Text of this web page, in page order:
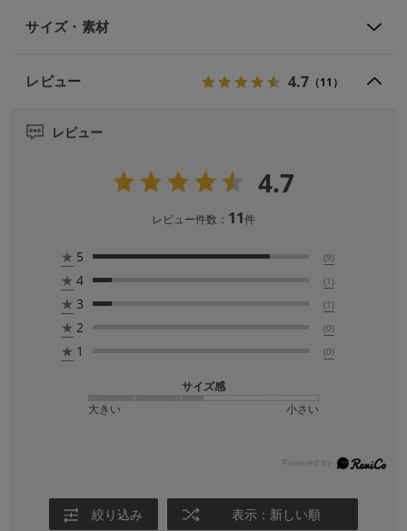
サイズ・素材
レビュー 4.7 （11）
レビュー
4.7
レビュー件数： 11件
★ 5 (9)
★ 4 (1)
★ 3 (1)
★ 2 (0)
★ 1 (0)
サイズ感
大きい
小さい
絞り込み 表示：新しい順